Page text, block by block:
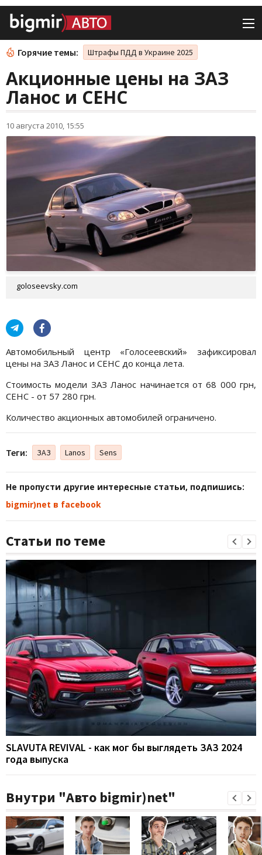
Горячие темы: Штрафы ПДД в Украине 2025
Акционные цены на ЗАЗ
Ланос и СЕНС
10 августа 2010, 15:55
goloseevsky.com
Автомобильный центр «Голосеевский» зафиксировал
цены на ЗАЗ Ланос и СЕНС до конца лета.
Стоимость модели ЗАЗ Ланос начинается от 68 000 грн,
СЕНС - от 57 280 грн.
Количество акционных автомобилей ограничено.
Теги: ЗАЗ Lanos Sens
Не пропусти другие интересные статьи, подпишись:
bigmir)net в facebook
Статьи по теме
SLAVUTA REVIVAL - как мог бы выглядеть ЗАЗ 2024
года выпуска
Внутри "Авто bigmir)net"